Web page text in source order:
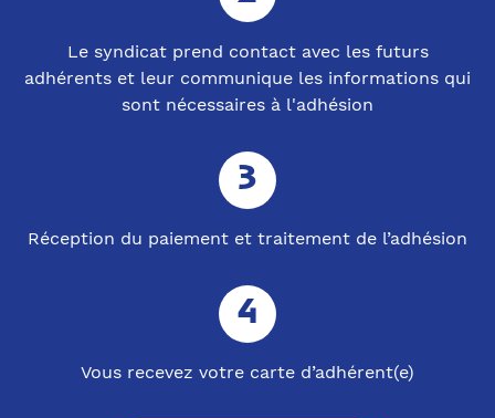
Le syndicat prend contact avec les futurs
adhérents et leur communique les informations qui
sont nécessaires à l'adhésion
Réception du paiement et traitement de l’adhésion
Vous recevez votre carte d’adhérent(e)